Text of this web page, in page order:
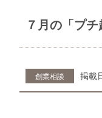
７月の「プ
創業相談 掲載